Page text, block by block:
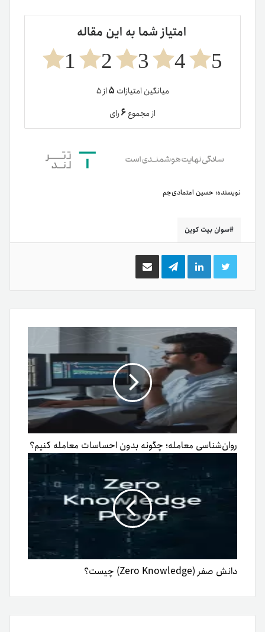
امتیاز شما به این مقاله
5
4
3
2
1
میانگین امتیازات ۵از ۵
از مجموع۶رای
نویسنده: حسین اعتمادی‌جم
سوان بیت کوین
توییتر لینکدینتلگرام اشتراک
گذاری
ایمیل
روان‌شناسی معامله؛ چگونه بدون احساسات معامله کنیم؟
دانش صفر (Zero Knowledge) چیست؟